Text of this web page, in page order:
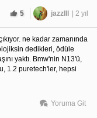
5 jazzIII | 2 yıl
ne kadar zamanında
dedikleri, ödüle
yaktı. Bmw'nin N13'ü,
1.2 puretech'ler, hepsi
bir motor, yıllardır
piyasadan kalkıyor
Yoruma Git